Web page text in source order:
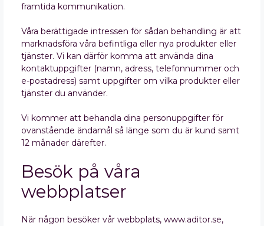
framtida kommunikation.
Våra berättigade intressen för sådan behandling är att
marknadsföra våra befintliga eller nya produkter eller
tjänster. Vi kan därför komma att använda dina
kontaktuppgifter (namn, adress, telefonnummer och
e-postadress) samt uppgifter om vilka produkter eller
tjänster du använder.
Vi kommer att behandla dina personuppgifter för
ovanstående ändamål så länge som du är kund samt
12 månader därefter.
Besök på våra
webbplatser
När någon besöker vår webbplats, www.aditor.se,